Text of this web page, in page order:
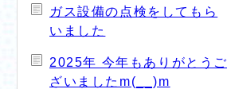
ガス設備の点検をしてもら
いました
2025年 今年もありがとうご
ざいましたm(__)m